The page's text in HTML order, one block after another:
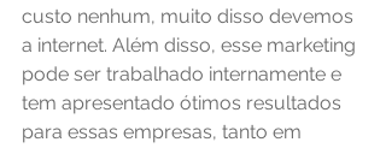
custo nenhum, muito disso devemos
a internet. Além disso, esse marketing
pode ser trabalhado internamente e
tem apresentado ótimos resultados
para essas empresas, tanto em